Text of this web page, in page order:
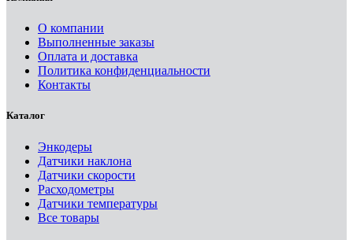
О компании
Выполненные заказы
Оплата и доставка
Политика конфиденциальности
Контакты
Каталог
Энкодеры
Датчики наклона
Датчики скорости
Расходометры
Датчики температуры
Все товары